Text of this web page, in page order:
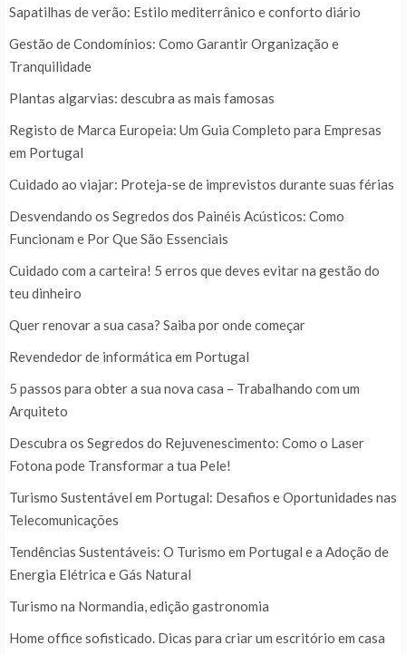
Sapatilhas de verão: Estilo mediterrânico e conforto diário
Gestão de Condomínios: Como Garantir Organização e
Tranquilidade
Plantas algarvias: descubra as mais famosas
Registo de Marca Europeia: Um Guia Completo para Empresas
em Portugal
Cuidado ao viajar: Proteja-se de imprevistos durante suas férias
Desvendando os Segredos dos Painéis Acústicos: Como
Funcionam e Por Que São Essenciais
Cuidado com a carteira! 5 erros que deves evitar na gestão do
teu dinheiro
Quer renovar a sua casa? Saiba por onde começar
Revendedor de informática em Portugal
5 passos para obter a sua nova casa – Trabalhando com um
Arquiteto
Descubra os Segredos do Rejuvenescimento: Como o Laser
Fotona pode Transformar a tua Pele!
Turismo Sustentável em Portugal: Desafios e Oportunidades nas
Telecomunicações
Tendências Sustentáveis: O Turismo em Portugal e a Adoção de
Energia Elétrica e Gás Natural
Turismo na Normandia, edição gastronomia
Home office sofisticado. Dicas para criar um escritório em casa